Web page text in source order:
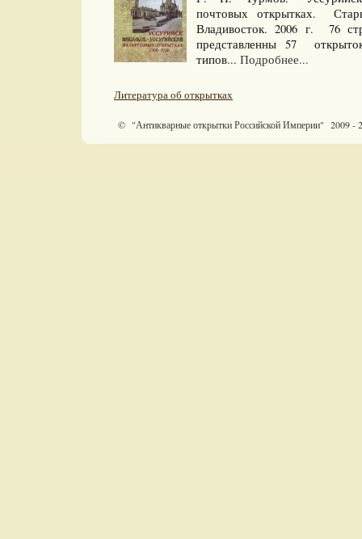
почтовых открытках.
Владивосток. 2006 г. 76
представленны 57
типов... Подробнее...
Литература об открытках
© "Антикварные открытки Российской Империи" 2009 -